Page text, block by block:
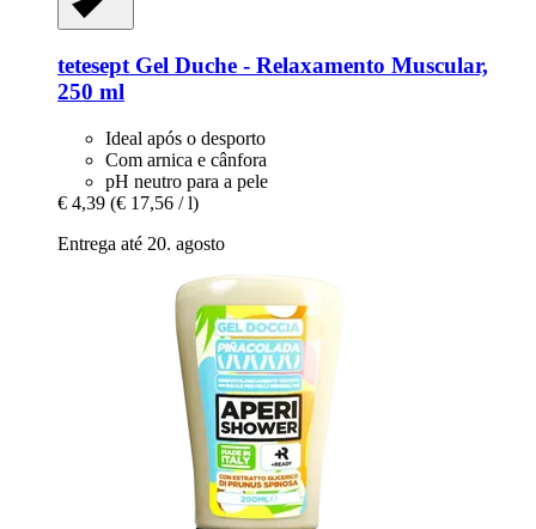
tetesept Gel Duche -​ Relaxamento Muscular,
250 ml
Ideal após o desporto
Com arnica e cânfora
pH neutro para a pele
€ 4,39 (€ 17,56 / l)
Entrega até 20. agosto